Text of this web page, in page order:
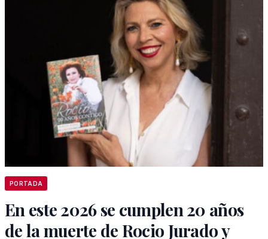
PORTADA
En este 2026 se cumplen 20 años
de la muerte de Rocio Jurado y